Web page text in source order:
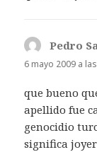
Pedro
6 mayo 2009 a
que bueno
apellido fue
genocidio
significa